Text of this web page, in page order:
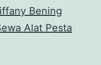
Bening
Alat Pesta